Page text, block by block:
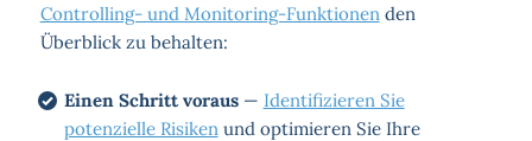
Controlling- und Monitoring-Funktionenden
Überblick zu behalten:
Einen Schritt voraus— Identifizieren Sie
potenzielle Risikenund optimieren Sie Ihre